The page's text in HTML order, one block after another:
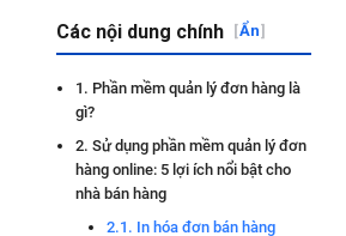
Các nội dung chính [Ẩn]
1. Phần mềm quản lý đơn hàng là
gì?
2. Sử dụng phần mềm quản lý đơn
hàng online: 5 lợi ích nổi bật cho
nhà bán hàng
2.1. In hóa đơn bán hàng